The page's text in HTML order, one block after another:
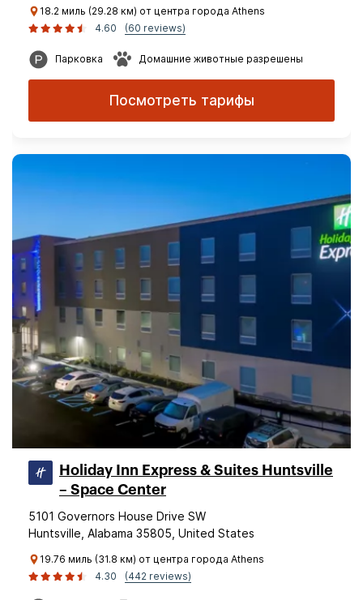
18.2 миль (29.28 км) от центра города Athens
4.60
(60 reviews)
Парковка Домашние животные разрешены
Посмотреть тарифы
Holiday Inn Express & Suites Huntsville
– Space Center
5101 Governors House Drive SW
Huntsville, Alabama 35805, United States
19.76 миль (31.8 км) от центра города Athens
4.30
(442 reviews)